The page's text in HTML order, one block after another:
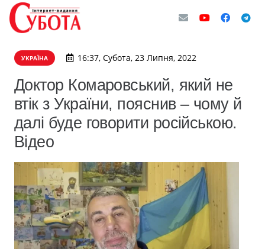
УКРАЇНА 16:37, Субота, 23 Липня, 2022
Доктор Комаровський, який не
втік з України, пояснив – чому й
далі буде говорити російською.
Відео